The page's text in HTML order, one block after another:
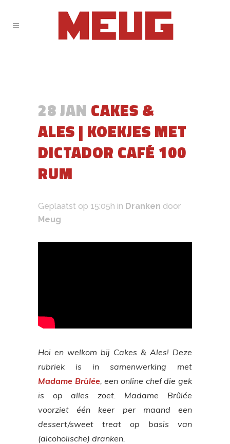
28 JAN CAKES &
ALES | KOEKJES MET
DICTADOR CAFÉ 100
RUM
Geplaatst op 15:05h in Dranken door
Meug
Hoi en welkom bij Cakes & Ales! Deze
rubriek is in samenwerking met
Madame Brûlée, een online chef die gek
is op alles zoet. Madame Brûlée
voorziet één keer per maand een
dessert/sweet treat op basis van
(alcoholische) dranken.